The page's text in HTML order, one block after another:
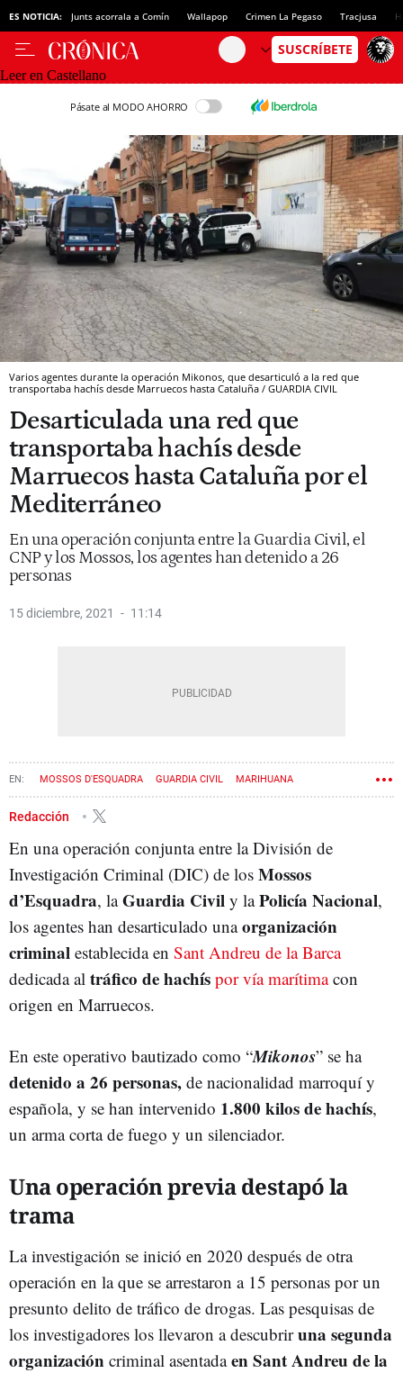
ES NOTICIA: Junts acorrala a Comín Wallapop Crimen La Pegaso Tracjusa
Leer en Castellano
Pásate al MODO AHORRO
Varios agentes durante la operación Mikonos, que desarticuló a la red que
transportaba hachís desde Marruecos hasta Cataluña / GUARDIA CIVIL
Desarticulada una red que
transportaba hachís desde
Marruecos hasta Cataluña por el
Mediterráneo
En una operación conjunta entre la Guardia Civil, el
CNP y los Mossos, los agentes han detenido a 26
personas
15 diciembre, 2021 11:14
MOSSOS D'ESQUADRA GUARDIA CIVIL MARIHUANA
NARCOTRÁFICO CNP
Redacción
En una operación conjunta entre la División de
Investigación Criminal (DIC) de los Mossos
d’Esquadra, laGuardia Civil y laPolicía Nacional,
los agentes han desarticulado unaorganización
criminal establecida en Sant Andreu de la Barca
dedicada al tráfico de hachís por vía marítimacon
origen en Marruecos.
En este operativo bautizado como “Mikonos” se ha
detenido a 26 personas, de nacionalidad marroquí y
española, y se han intervenido 1.800 kilos de hachís,
un arma corta de fuego y un silenciador.
Una operación previa destapó la
trama
La investigación se inició en 2020 después de otra
operación en la que se arrestaron a 15 personas por un
presunto delito de tráfico de drogas. Las pesquisas de
los investigadores los llevaron a descubriruna segunda
organización criminal asentadaen Sant Andreu de la